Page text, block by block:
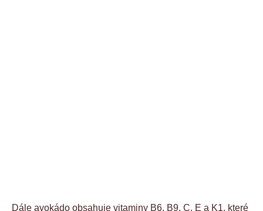
Dále avokádo obsahuje vitaminy B6, B9, C, E a K1, které